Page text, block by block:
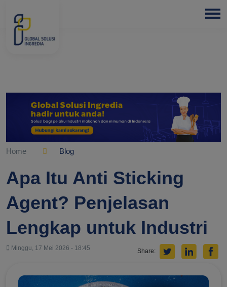
PRODUCTS
BLOGS
PARTNER
OUR
EXPERTISE
FREE
Home Blog
Apa Itu Anti Sticking
Agent? Penjelasan
Lengkap untuk Industri
Minggu, 17 Mei 2026 - 18:45 Share: